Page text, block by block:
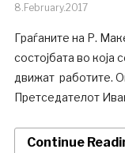
8.February.2017
Граѓаните на Р.
состојбата во која
движат работите.
Претседателот
Continue